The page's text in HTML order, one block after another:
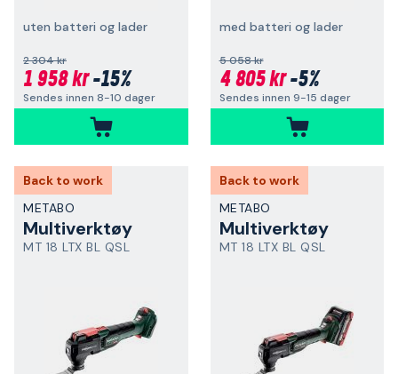
uten batteri og lader
2 304 kr
1 958 kr-15%
Sendes innen 8-10 dager
med batteri og lader
5 058 kr
4 805 kr-5%
Sendes innen 9-15 dager
Back to work
METABO
Multiverktøy
MT 18 LTX BL QSL
Back to work
METABO
Multiverktøy
MT 18 LTX BL QSL